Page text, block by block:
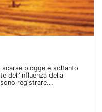
piogge e soltanto
dell'influenza della
registrare...